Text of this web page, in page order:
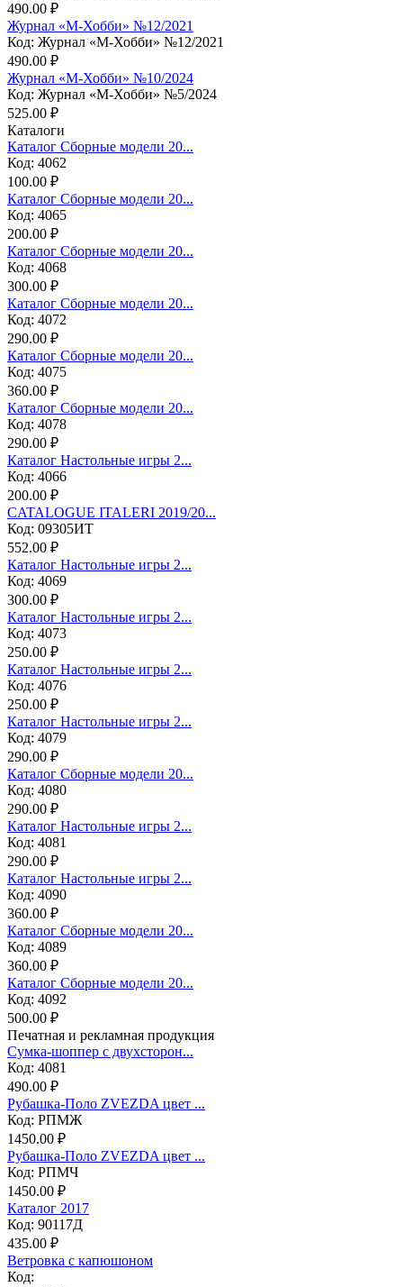
490.00 ₽
Журнал «М-Хобби» №12/2021
Код: Журнал «М-Хобби» №12/2021
490.00 ₽
Журнал «М-Хобби» №10/2024
Код: Журнал «М-Хобби» №5/2024
525.00 ₽
Каталоги
Каталог Сборные модели 20...
Код: 4062
100.00 ₽
Каталог Сборные модели 20...
Код: 4065
200.00 ₽
Каталог Сборные модели 20...
Код: 4068
300.00 ₽
Каталог Сборные модели 20...
Код: 4072
290.00 ₽
Каталог Сборные модели 20...
Код: 4075
360.00 ₽
Каталог Сборные модели 20...
Код: 4078
290.00 ₽
Каталог Настольные игры 2...
Код: 4066
200.00 ₽
CATALOGUE ITALERI 2019/20...
Код: 09305ИТ
552.00 ₽
Каталог Настольные игры 2...
Код: 4069
300.00 ₽
Каталог Настольные игры 2...
Код: 4073
250.00 ₽
Каталог Настольные игры 2...
Код: 4076
250.00 ₽
Каталог Настольные игры 2...
Код: 4079
290.00 ₽
Каталог Сборные модели 20...
Код: 4080
290.00 ₽
Каталог Настольные игры 2...
Код: 4081
290.00 ₽
Каталог Настольные игры 2...
Код: 4090
360.00 ₽
Каталог Сборные модели 20...
Код: 4089
360.00 ₽
Каталог Сборные модели 20...
Код: 4092
500.00 ₽
Печатная и рекламная продукция
Сумка-шоппер с двухсторон...
Код: 4081
490.00 ₽
Рубашка-Поло ZVEZDA цвет ...
Код: РПМЖ
1450.00 ₽
Рубашка-Поло ZVEZDA цвет ...
Код: РПМЧ
1450.00 ₽
Каталог 2017
Код: 90117Д
435.00 ₽
Ветровка с капюшоном
Код: